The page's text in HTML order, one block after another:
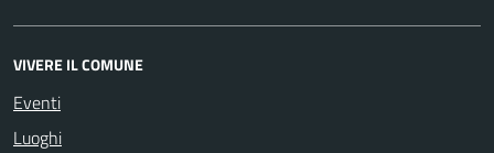
VIVERE IL COMUNE
Eventi
Luoghi